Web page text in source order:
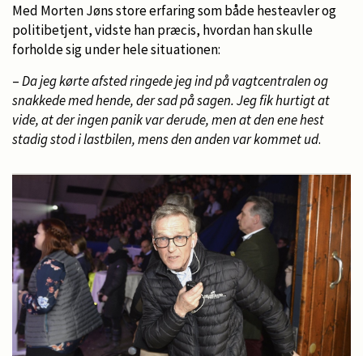
Med Morten Jøns store erfaring som både hesteavler og
politibetjent, vidste han præcis, hvordan han skulle
forholde sig under hele situationen:
–Da jeg kørte afsted ringede jeg ind på vagtcentralen og
snakkede med hende, der sad på sagen. Jeg fik hurtigt at
vide, at der ingen panik var derude, men at den ene hest
stadig stod i lastbilen, mens den anden var kommet ud.